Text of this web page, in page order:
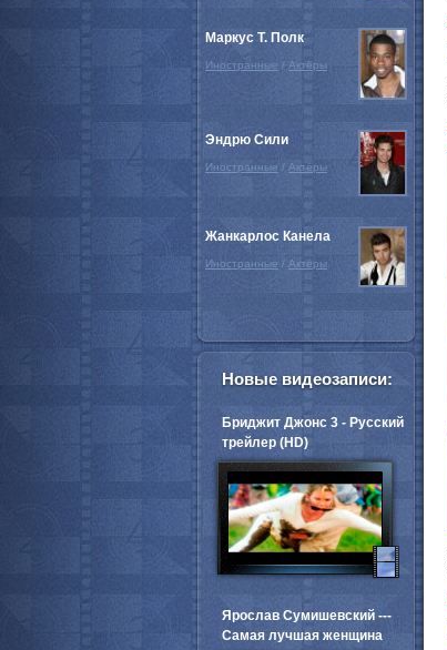
Маркус Т. Полк
Иностранные / Актёры
Эндрю Сили
Иностранные / Актёры
Жанкарлос Канела
Иностранные / Актёры
Новые видеозаписи:
Бриджит Джонс 3 - Русский
трейлер (HD)
Ярослав Сумишевский ---
Самая лучшая женщина